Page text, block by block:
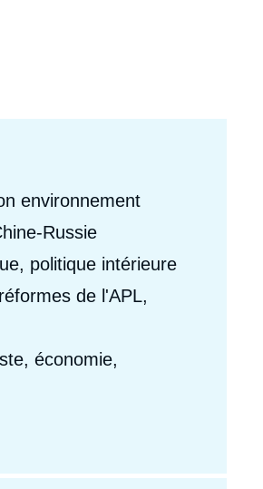
environnement
Russie
politique intérieure
de l'APL,
économie,